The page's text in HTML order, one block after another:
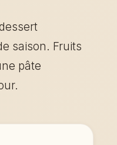
saison. Fruits
pâte